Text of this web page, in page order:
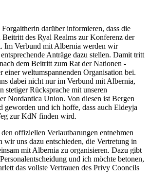
darüber informieren, dass die
Beitritt des Ryal Realms zur Konferenz der
Im Verbund mit Albernia werden wir
Anträge dazu stellen. Damit tritt
dem Beitritt zum Rat der Nationen -
einer weltumspannenden Organisation bei.
dabei nicht nur im Verbund mit Albernia,
stetiger Rücksprache mit unseren
Nordantica Union. Von diesen ist Bergen
geworden und ich hoffe, dass auch Eldeyja
zur KdN finden wird.
offiziellen Verlautbarungen entnehmen
wir uns dazu entschieden, die Vertretung in
mit Albernia zu organisieren. Dazu gibt
und ich möchte betonen,
das vollste Vertrauen des Privy Cooncils